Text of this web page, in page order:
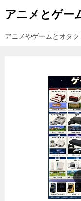
アニメとゲー
アニメやゲームとオタ